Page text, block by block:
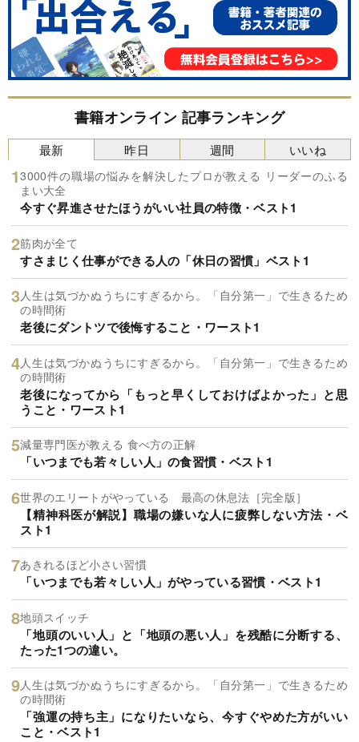
書籍オンライン 記事ランキング
最新
3000件の職場の悩みを解決したプロが教える リーダーのふる
まい大全
今すぐ昇進させたほうがいい社員の特徴・ベスト1
筋肉が全て
すさまじく仕事ができる人の「休日の習慣」ベスト1
人生は気づかぬうちにすぎるから。「自分第一」で生きるため
の時間術
老後にダントツで後悔すること・ワースト1
人生は気づかぬうちにすぎるから。「自分第一」で生きるため
の時間術
老後になってから「もっと早くしておけばよかった」と思
うこと・ワースト1
減量専門医が教える 食べ方の正解
「いつまでも若々しい人」の食習慣・ベスト1
世界のエリートがやっている 最高の休息法［完全版］
【精神科医が解説】職場の嫌いな人に疲弊しない方法・ベ
スト1
あきれるほど小さい習慣
「いつまでも若々しい人」がやっている習慣・ベスト1
地頭スイッチ
「地頭のいい人」と「地頭の悪い人」を残酷に分断する、
たった1つの違い。
人生は気づかぬうちにすぎるから。「自分第一」で生きるため
の時間術
「強運の持ち主」になりたいなら、今すぐやめた方がいい
こと・ベスト1
昨日 週間 いいね